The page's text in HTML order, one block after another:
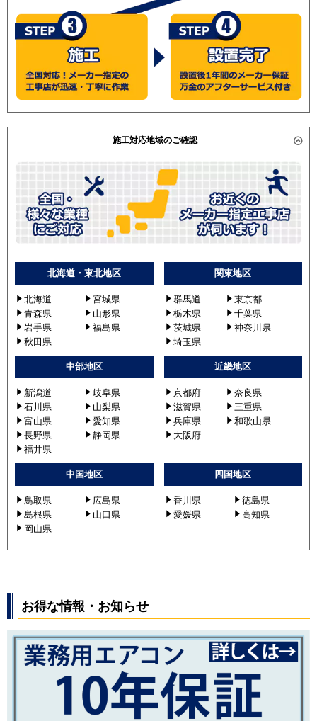
施工対応地域のご確認
北海道・東北地区
北海道
宮城県
青森県
山形県
岩手県
福島県
秋田県
関東地区
群馬道
東京都
栃木県
千葉県
茨城県
神奈川県
埼玉県
中部地区
新潟道
岐阜県
石川県
山梨県
富山県
愛知県
長野県
静岡県
福井県
近畿地区
京都府
奈良県
滋賀県
三重県
兵庫県
和歌山県
大阪府
中国地区
鳥取県
広島県
島根県
山口県
岡山県
四国地区
香川県
徳島県
愛媛県
高知県
お得な情報・お知らせ